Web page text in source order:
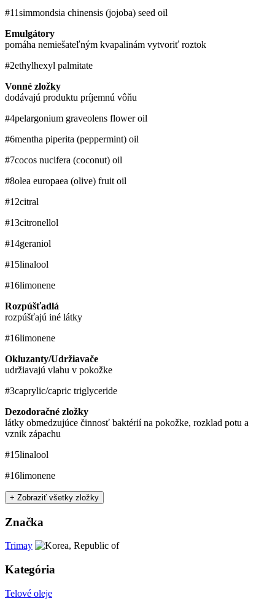
#11simmondsia chinensis (jojoba) seed oil
Emulgátory
pomáha nemiešateľným kvapalinám vytvoriť roztok
#2ethylhexyl palmitate
Vonné zložky
dodávajú produktu príjemnú vôňu
#4pelargonium graveolens flower oil
#6mentha piperita (peppermint) oil
#7cocos nucifera (coconut) oil
#8olea europaea (olive) fruit oil
#12citral
#13citronellol
#14geraniol
#15linalool
#16​limonene
Rozpúšťadlá
rozpúšťajú iné látky
#16​limonene
Okluzanty/Udržiavače
udržiavajú vlahu v pokožke
#3caprylic/​capric triglyceride
Dezodoračné zložky
látky obmedzujúce činnosť baktérií na pokožke, rozklad potu a
vznik zápachu
#15linalool
#16​limonene
+ Zobraziť všetky zložky
Značka
Trimay
Kategória
Telové oleje